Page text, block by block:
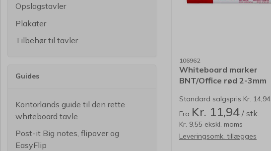
Opslagstavler
Plakater
Tilbehør til tavler
Guides
Kontorlands guide til den rette
whiteboard tavle
Post-it Big notes, flipover og
EasyFlip
106962
Whiteboard marker
BNT/Office rød 2-3mm
Standard salgspris Kr. 14,94
Fra Kr. 11,94 / stk.
Kr. 9,55 ekskl. moms
Leveringsomk. tillægges